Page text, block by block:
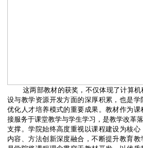
这两部教材的获奖，不仅体现了计算
设与教学资源开发方面的深厚积累，也是学
优化人才培养模式的重要成果。教材作为
接服务于课堂教学与学生学习，是教学改革
支撑。学院始终高度重视以课程建设为核
内容、方法创新深度融合，不断提升教育